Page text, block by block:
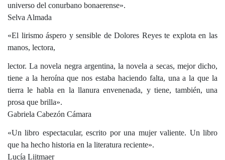
universo del conurbano bonaerense».
Selva Almada
«El lirismo áspero y sensible de Dolores Reyes te explota en las
manos, lectora,
lector. La novela negra argentina, la novela a secas, mejor dicho,
tiene a la heroína que nos estaba haciendo falta, una a la que la
tierra le habla en la llanura envenenada, y tiene, también, una
prosa que brilla».
Gabriela Cabezón Cámara
«Un libro espectacular, escrito por una mujer valiente. Un libro
que ha hecho historia en la literatura reciente».
Lucía Lijtmaer